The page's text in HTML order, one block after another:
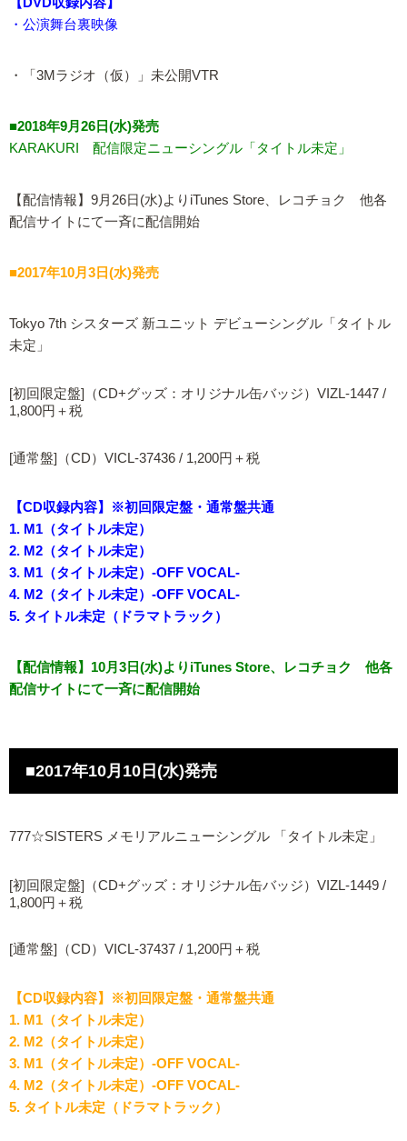
・公演舞台裏映像
・「3Mラジオ（仮）」未公開VTR
■2018年9月26日(水)発売
KARAKURI 配信限定ニューシングル「タイトル未定」
【配信情報】9月26日(水)よりiTunes Store、レコチョク 他各
配信サイトにて一斉に配信開始
■2017年10月3日(水)発売
Tokyo 7th シスターズ 新ユニット デビューシングル「タイトル
未定」
[初回限定盤]（CD+グッズ：オリジナル缶バッジ）VIZL-1447 /
1,800円＋税
[通常盤]（CD）VICL-37436 / 1,200円＋税
【CD収録内容】※初回限定盤・通常盤共通
1. M1（タイトル未定）
2. M2（タイトル未定）
3. M1（タイトル未定）-OFF VOCAL-
4. M2（タイトル未定）-OFF VOCAL-
5. タイトル未定（ドラマトラック）
【配信情報】10月3日(水)よりiTunes Store、レコチョク 他各
配信サイトにて一斉に配信開始
■2017年10月10日(水)発売
777☆SISTERS メモリアルニューシングル 「タイトル未定」
[初回限定盤]（CD+グッズ：オリジナル缶バッジ）VIZL-1449 /
1,800円＋税
[通常盤]（CD）VICL-37437 / 1,200円＋税
【CD収録内容】※初回限定盤・通常盤共通
1. M1（タイトル未定）
2. M2（タイトル未定）
3. M1（タイトル未定）-OFF VOCAL-
4. M2（タイトル未定）-OFF VOCAL-
5. タイトル未定（ドラマトラック）